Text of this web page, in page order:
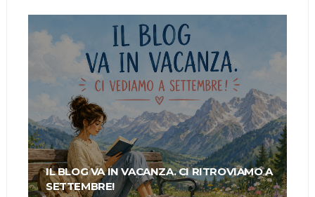
IL BLOG VA IN VACANZA. CI RITROVIAMO A
SETTEMBRE!